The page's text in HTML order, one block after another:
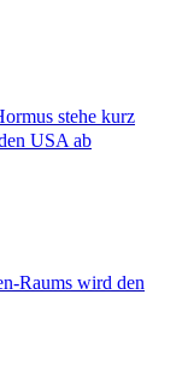
stehe kurz
USA ab
Raums wird den